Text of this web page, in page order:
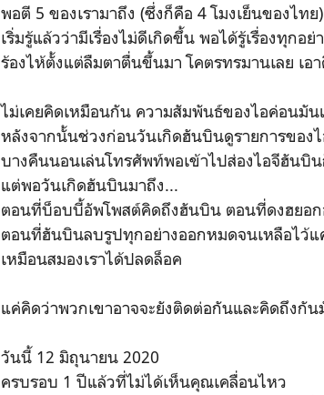
พอตี 5 ของเรามาถึง (ซึ่งก็คือ 4 โมงเย็นของไท
เริ่มรู้แล้วว่ามีเรื่องไม่ดีเกิดขึ้น พอได้รู้เรื่องทุกอย่
ร้องไห้ตั้งแต่ลืมตาตื่นขึ้นมา โคตรทรมานเลย เอ
ไม่เคยคิดเหมือนกัน ความสัมพันธ์ของไอค่อนมั
หลังจากนั้นช่วงก่อนวันเกิดฮันบินดูรายการของ
บางคืนนอนเล่นโทรศัพท์พอเข้าไปส่องไอจีฮันบิ
แต่พอวันเกิดฮันบินมาถึง...
ตอนที่บ็อบบี้อัพโพสต์คิดถึงฮันบิน ตอนที่ดงฮยอ
ตอนที่ฮันบินลบรูปทุกอย่างออกหมดจนเหลือไว้แ
เหมือนสมองเราได้ปลดล็อค
แค่คิดว่าพวกเขาอาจจะยังติดต่อกันและคิดถึงกั
วันนี้ 12 มิถุนายน 2020
ครบรอบ 1 ปีแล้วที่ไม่ได้เห็นคุณเคลื่อนไหว